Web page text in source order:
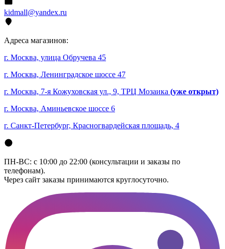
kidmall@yandex.ru
Адреса магазинов:
г. Москва, улица Обручева 45
г. Москва, Ленинградское шоссе 47
г. Москва, 7-я Кожуховская ул., 9, ТРЦ Мозаика (уже открыт)
г. Москва, Аминьевское шоссе 6
г. Санкт-Петербург, Красногвардейская площадь, 4
ПН-ВС: с 10:00 до 22:00 (консультации и заказы по
телефонам).
Через сайт заказы принимаются круглосуточно.